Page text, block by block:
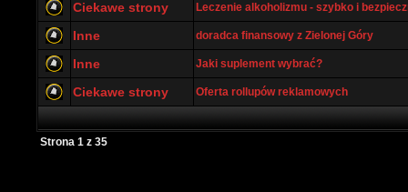
Ciekawe strony Leczenie alkoholizmu - szybko i
Inne doradca finansowy z Zielonej Góry
Inne Jaki suplement wybrać?
Ciekawe strony Oferta rollupów reklamowych
Strona 1 z 35